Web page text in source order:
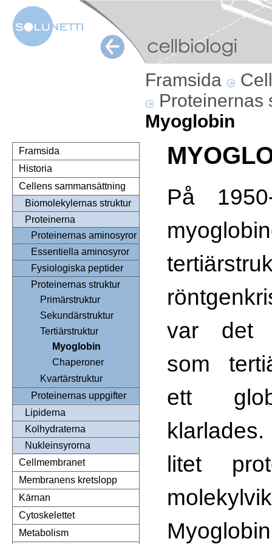
Framsida
Proteinernas
Myoglobin
Framsida
Historia
Cellens sammansättning
Biomolekylernas struktur
Proteinerna
Proteinernas aminosyror
Essentiella aminosyror
Fysiologiska peptider
Proteinernas struktur
Primärstruktur
Sekundärstruktur
Tertiärstruktur
Myoglobin
Chaperoner
Kvartärstruktur
Proteinernas uppgifter
Lipiderna
Kolhydraterna
Nukleinsyrorna
Cellmembranet
Membranens kretslopp
Kärnan
Cytoskelettet
Metabolism
På
var det
som
ett
klarlades.
litet